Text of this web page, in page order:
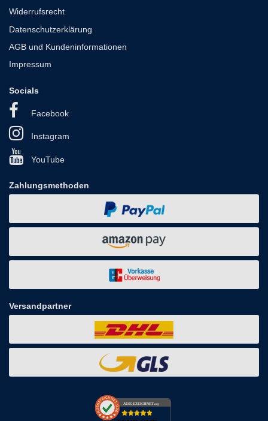
Widerrufsrecht
Datenschutzerklärung
AGB und Kundeninformationen
Impressum
Socials
Facebook
Instagram
YouTube
Zahlungsmethoden
Versandpartner
AUSGEZEICHNET.org